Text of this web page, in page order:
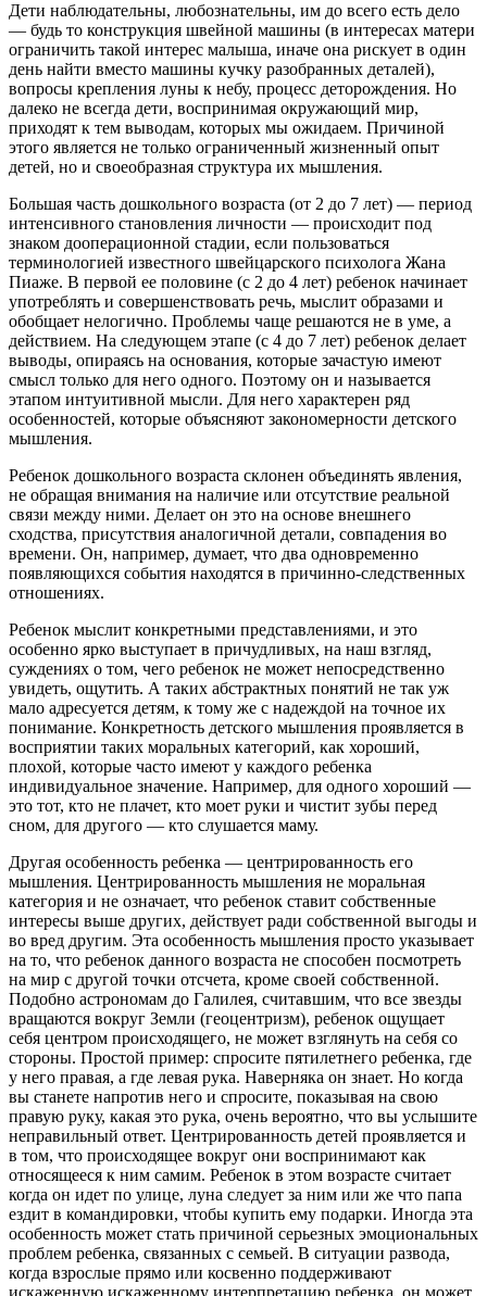
Дети наблюдательны, любознательны, им до всего есть дело
— будь то конструкция швейной машины (в интересах матери
ограничить такой интерес малыша, иначе она рискует в один
день найти вместо машины кучку разобранных деталей),
вопросы крепления луны к небу, процесс деторождения. Но
далеко не всегда дети, воспринимая окружающий мир,
приходят к тем выводам, которых мы ожидаем. Причиной
этого является не только ограниченный жизненный опыт
детей, но и своеобразная структура их мышления.
Большая часть дошкольного возраста (от 2 до 7 лет) — период
интенсивного становления личности — происходит под
знаком дооперационной стадии, если пользоваться
терминологией известного швейцарского психолога Жана
Пиаже. В первой ее половине (с 2 до 4 лет) ребенок начинает
употреблять и совершенствовать речь, мыслит образами и
обобщает нелогично. Проблемы чаще решаются не в уме, а
действием. На следующем этапе (с 4 до 7 лет) ребенок делает
выводы, опираясь на основания, которые зачастую имеют
смысл только для него одного. Поэтому он и называется
этапом интуитивной мысли. Для него характерен ряд
особенностей, которые объясняют закономерности детского
мышления.
Ребенок дошкольного возраста склонен объединять явления,
не обращая внимания на наличие или отсутствие реальной
связи между ними. Делает он это на основе внешнего
сходства, присутствия аналогичной детали, совпадения во
времени. Он, например, думает, что два одновременно
появляющихся события находятся в причинно-следственных
отношениях.
Ребенок мыслит конкретными представлениями, и это
особенно ярко выступает в причудливых, на наш взгляд,
суждениях о том, чего ребенок не может непосредственно
увидеть, ощутить. А таких абстрактных понятий не так уж
мало адресуется детям, к тому же с надеждой на точное их
понимание. Конкретность детского мышления проявляется в
восприятии таких моральных категорий, как хороший,
плохой, которые часто имеют у каждого ребенка
индивидуальное значение. Например, для одного хороший —
это тот, кто не плачет, кто моет руки и чистит зубы перед
сном, для другого — кто слушается маму.
Другая особенность ребенка — центрированность его
мышления. Центрированность мышления не моральная
категория и не означает, что ребенок ставит собственные
интересы выше других, действует ради собственной выгоды и
во вред другим. Эта особенность мышления просто указывает
на то, что ребенок данного возраста не способен посмотреть
на мир с другой точки отсчета, кроме своей собственной.
Подобно астрономам до Галилея, считавшим, что все звезды
вращаются вокруг Земли (геоцентризм), ребенок ощущает
себя центром происходящего, не может взглянуть на себя со
стороны. Простой пример: спросите пятилетнего ребенка, где
у него правая, а где левая рука. Наверняка он знает. Но когда
вы станете напротив него и спросите, показывая на свою
правую руку, какая это рука, очень вероятно, что вы услышите
неправильный ответ. Центрированность детей проявляется и
в том, что происходящее вокруг они воспринимают как
относящееся к ним самим. Ребенок в этом возрасте считает
когда он идет по улице, луна следует за ним или же что папа
ездит в командировки, чтобы купить ему подарки. Иногда эта
особенность может стать причиной серьезных эмоциональных
проблем ребенка, связанных с семьей. В ситуации развода,
когда взрослые прямо или косвенно поддерживают